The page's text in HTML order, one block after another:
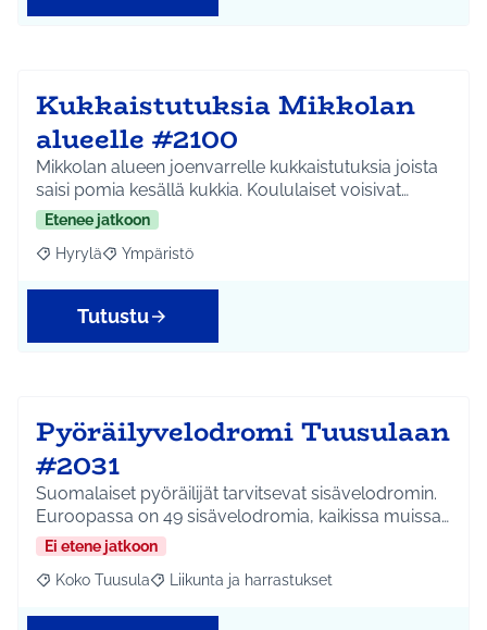
Kukkaistutuksia Mikkolan
alueelle #2100
Mikkolan alueen joenvarrelle kukkaistutuksia joista
saisi pomia kesällä kukkia. Koululaiset voisivat…
Etenee jatkoon
Rajaa tulokset aihepiirin mukaan: Hyrylä
Hyrylä Rajaa tulokset teeman mukaan: Ympäristö
Ympäristö
Tutustu
Pyöräilyvelodromi Tuusulaan
#2031
Suomalaiset pyöräilijät tarvitsevat sisävelodromin.
Euroopassa on 49 sisävelodromia, kaikissa muissa…
Ei etene jatkoon
Rajaa tulokset aihepiirin mukaan: Koko Tuusula
Koko Tuusula Rajaa tulokset teeman mukaan: Liikunta ja
Liikunta ja harrastukset